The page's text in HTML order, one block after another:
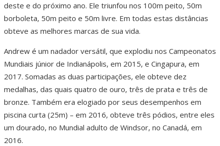
deste e do próximo ano. Ele triunfou nos 100m peito, 50m
borboleta, 50m peito e 50m livre. Em todas estas distâncias
obteve as melhores marcas de sua vida.
Andrew é um nadador versátil, que explodiu nos Campeonatos
Mundiais júnior de Indianápolis, em 2015, e Cingapura, em
2017. Somadas as duas participações, ele obteve dez
medalhas, das quais quatro de ouro, três de prata e três de
bronze. Também era elogiado por seus desempenhos em
piscina curta (25m) – em 2016, obteve três pódios, entre eles
um dourado, no Mundial adulto de Windsor, no Canadá, em
2016.